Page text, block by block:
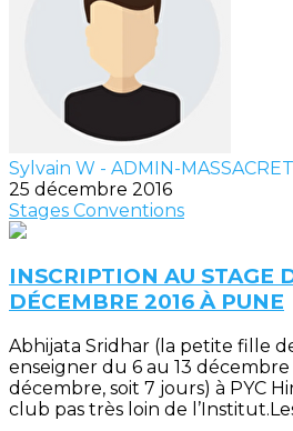
Sylvain W - ADMIN-MASSACRET
25 décembre 2016
Stages Conventions
INSCRIPTION AU STAGE
DÉCEMBRE 2016 À PUNE
Abhijata Sridhar (la petite fille
enseigner du 6 au 13 décembre
décembre, soit 7 jours) à PYC
club pas très loin de